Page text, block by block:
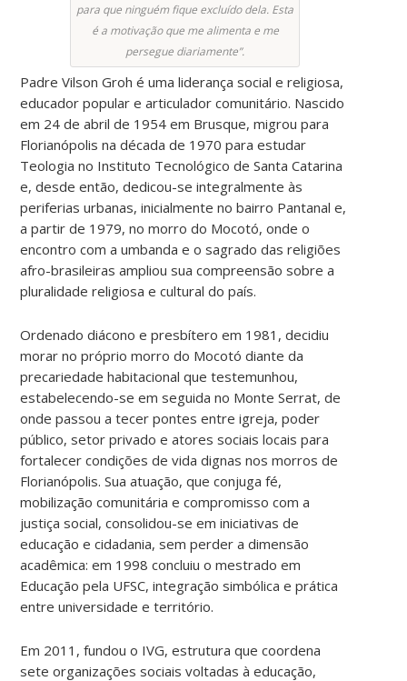
para que ninguém fique excluído dela. Esta
é a motivação que me alimenta e me
persegue diariamente”.
Padre Vilson Groh é uma liderança social e religiosa,
educador popular e articulador comunitário. Nascido
em 24 de abril de 1954 em Brusque, migrou para
Florianópolis na década de 1970 para estudar
Teologia no Instituto Tecnológico de Santa Catarina
e, desde então, dedicou-se integralmente às
periferias urbanas, inicialmente no bairro Pantanal e,
a partir de 1979, no morro do Mocotó, onde o
encontro com a umbanda e o sagrado das religiões
afro-brasileiras ampliou sua compreensão sobre a
pluralidade religiosa e cultural do país.
Ordenado diácono e presbítero em 1981, decidiu
morar no próprio morro do Mocotó diante da
precariedade habitacional que testemunhou,
estabelecendo-se em seguida no Monte Serrat, de
onde passou a tecer pontes entre igreja, poder
público, setor privado e atores sociais locais para
fortalecer condições de vida dignas nos morros de
Florianópolis. Sua atuação, que conjuga fé,
mobilização comunitária e compromisso com a
justiça social, consolidou-se em iniciativas de
educação e cidadania, sem perder a dimensão
acadêmica: em 1998 concluiu o mestrado em
Educação pela UFSC, integração simbólica e prática
entre universidade e território.
Em 2011, fundou o IVG, estrutura que coordena
sete organizações sociais voltadas à educação,